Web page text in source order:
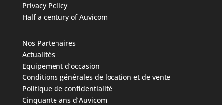
Privacy Policy
Half a century of Auvicom
Nos Partenaires
Actualités
Equipement d’occasion
Conditions générales de location et de vente
Politique de confidentialité
Cinquante ans d’Auvicom